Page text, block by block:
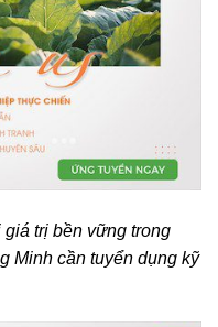
trị bền vững trong
Minh cần tuyển dụng kỹ